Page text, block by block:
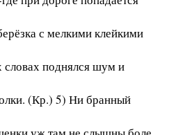
с мелкими клейкими
поднялся шум и
(Кр.) 5) Ни бранный